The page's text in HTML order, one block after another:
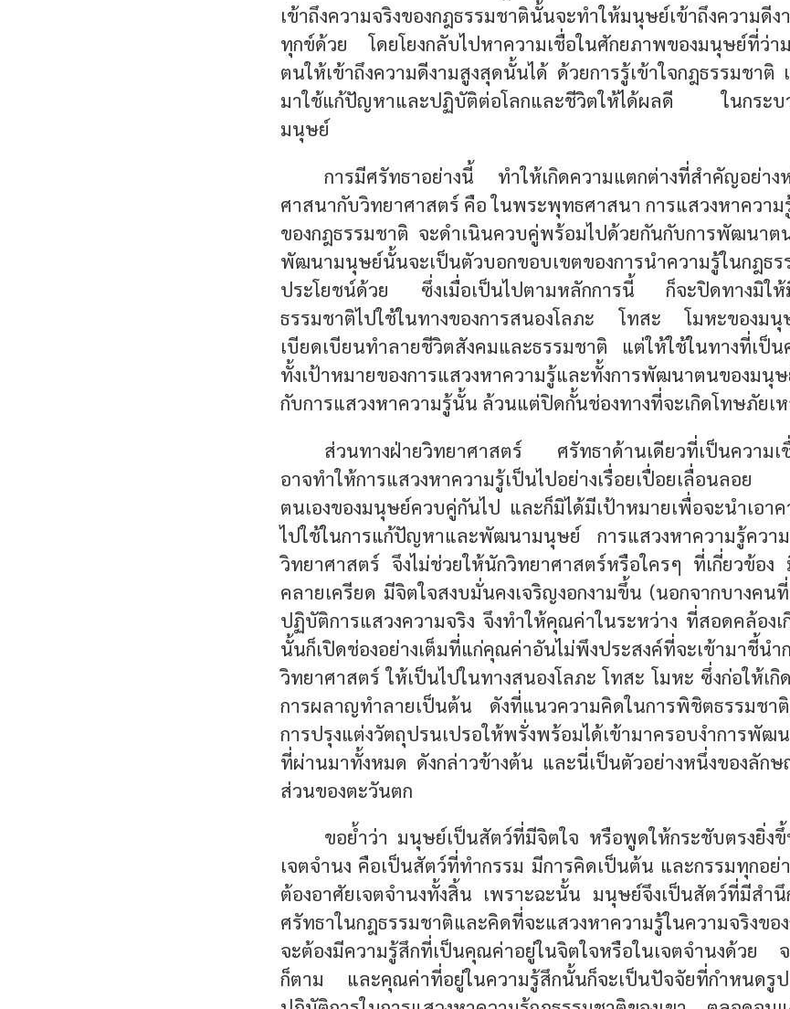
เข้าถึงความจริงของกฎธรรมชาตินั้นจะทำให้มนุษย์เข้าถึงความดี
ทุกข์ด้วย โดยโยงกลับไปหาความเชื่อในศักยภาพของมนุษย์ที่ว่
ตนให้เข้าถึงความดีงามสูงสุดนั้นได้ ด้วยการรู้เข้าใจกฎธรรมชาติ
มาใช้แก้ปัญหาและปฏิบัติต่อโลกและชีวิตให้ได้ผลดี ในกระบ
มนุษย์
การมีศรัทธาอย่างนี้ ทำให้เกิดความแตกต่างที่สำคัญอย่าง
ศาสนากับวิทยาศาสตร์ คือในพระพุทธศาสนา การแสวงหาความ
ของกฎธรรมชาติ จะดำเนินควบคู่พร้อมไปด้วยกันกับการพัฒนา
พัฒนามนุษย์นั้นจะเป็นตัวบอกขอบเขตของการนำความรู้ในกฎธร
ประโยชน์ด้วย ซึ่งเมื่อเป็นไปตามหลักการนี้ ก็จะปิดทางมิให้
ธรรมชาติไปใช้ในทางของการสนองโลภะ โทสะ โมหะของมนุ
เบียดเบียนทำลายชีวิตสังคมและธรรมชาติ แต่ให้ใช้ในทางที่เป็
ทั้งเป้าหมายของการแสวงหาความรู้และทั้งการพัฒนาตนของมนุ
กับการแสวงหาความรู้นั้น ล้วนแต่ปิดกั้นช่องทางที่จะเกิดโทษภัยเ
ส่วนทางฝ่ายวิทยาศาสตร์ ศรัทธาด้านเดียวที่เป็นความเ
อาจทำให้การแสวงหาความรู้เป็นไปอย่างเรื่อยเปื่อยเลื่อน​ลอ
ตนเองของมนุษย์ควบคู่กันไป และก็มิได้มีเป้าหมายเพื่อจะนำเอา
ไปใช้ในการแก้ปัญหาและพัฒนามนุษย์ การแสวงหาความรู้ความ
วิทยาศาสตร์ จึงไม่ช่วยให้นักวิทยาศาสตร์หรือใครๆ ที่เกี่ยวข้อ
คลายเครียด มีจิตใจสงบมั่นคงเจริญงอกงามขึ้น (นอกจากบางคน
ปฏิบัติการแสวงความจริง จึงทำให้คุณค่าในระหว่าง ที่สอดคล้อง
นั้นก็เปิดช่องอย่างเต็มที่แก่คุณค่าอันไม่พึงประสงค์ที่จะเข้ามาชี้น
วิทยาศาสตร์ ให้เป็นไปในทางสนองโลภะ โทสะ โมหะ ซึ่งก่อให้เกิ
การผลาญทำลายเป็นต้น ดังที่แนวความคิดในการพิชิตธรรมชา
การปรุงแต่งวัตถุปรนเปรอให้พรั่งพร้อมได้เข้ามาครอบงำการพัฒ
ที่ผ่านมาทั้งหมด ดังกล่าวข้างต้น และนี่เป็นตัวอย่างหนึ่งของลัก
ส่วนของตะวันตก
ขอย้ำว่า มนุษย์เป็นสัตว์ที่มีจิตใจ หรือพูดให้กระชับตรงยิ่ง
เจตจำนง คือเป็นสัตว์ที่ทำกรรม มีการคิดเป็นต้น และกรรมทุกอย่
ต้องอาศัยเจตจำนงทั้งสิ้น เพราะฉะนั้น มนุษย์จึงเป็นสัตว์ที่มีสำ
ศรัทธาในกฎธรรมชาติและคิดที่จะแสวงหาความรู้ในความจริงขอ
จะต้องมีความรู้สึกที่เป็นคุณค่าอยู่ในจิตใจหรือในเจตจำนงด้วย จ
ก็ตาม และคุณค่าที่อยู่ในความรู้สึกนั้นก็จะเป็นปัจจัยที่กำหนดรู